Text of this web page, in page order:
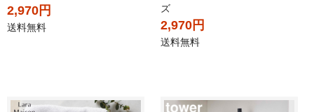
2,970円
送料無料
ズ
2,970円
送料無料